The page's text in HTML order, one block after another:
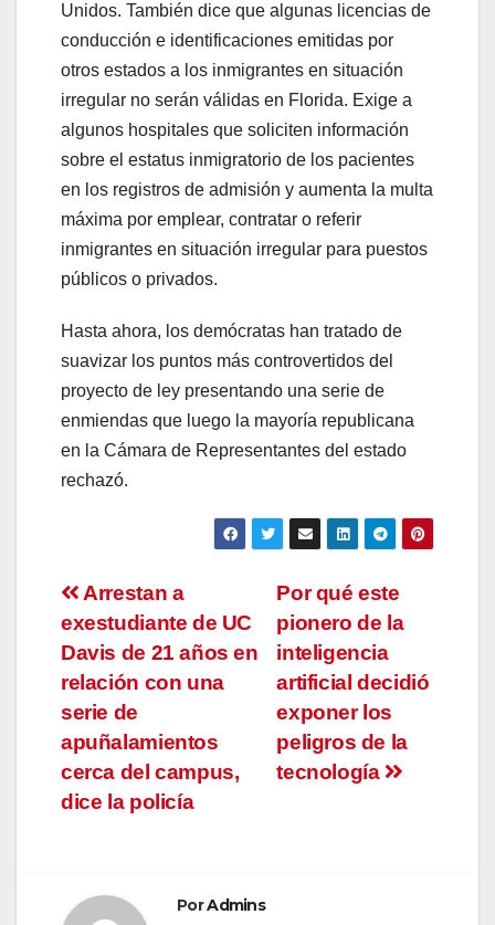
Unidos. También dice que algunas licencias de
conducción e identificaciones emitidas por
otros estados a los inmigrantes en situación
irregular no serán válidas en Florida. Exige a
algunos hospitales que soliciten información
sobre el estatus inmigratorio de los pacientes
en los registros de admisión y aumenta la multa
máxima por emplear, contratar o referir
inmigrantes en situación irregular para puestos
públicos o privados.
Hasta ahora, los demócratas han tratado de
suavizar los puntos más controvertidos del
proyecto de ley presentando una serie de
enmiendas que luego la mayoría republicana
en la Cámara de Representantes del estado
rechazó.
Navegación
de
entradas
Por qué este
pionero de la
inteligencia
artificial decidió
exponer los
peligros de la
tecnología
Arrestan a
exestudiante de UC
Davis de 21 años en
relación con una
serie de
apuñalamientos
cerca del campus,
dice la policía
PorAdmins